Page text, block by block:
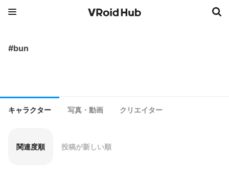
#bun
キャラクター 写真・動画 クリエイター
関連度順 投稿が新しい順